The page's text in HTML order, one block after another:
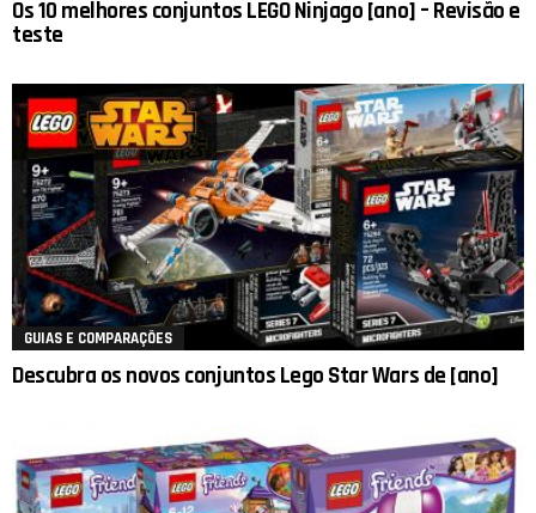
Os 10 melhores conjuntos LEGO Ninjago [ano] – Revisão e
teste
GUIAS E COMPARAÇÕES
Descubra os novos conjuntos Lego Star Wars de [ano]